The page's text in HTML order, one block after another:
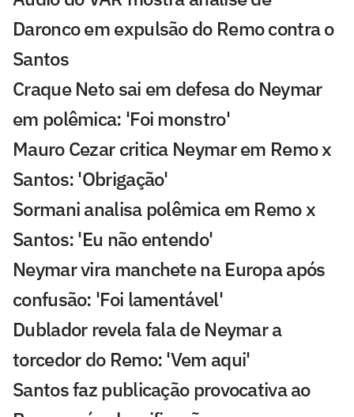
Daronco em expulsão do Remo contra o
Santos
Craque Neto sai em defesa do Neymar
em polêmica: 'Foi monstro'
Mauro Cezar critica Neymar em Remo x
Santos: 'Obrigação'
Sormani analisa polêmica em Remo x
Santos: 'Eu não entendo'
Neymar vira manchete na Europa após
confusão: 'Foi lamentável'
Dublador revela fala de Neymar a
torcedor do Remo: 'Vem aqui'
Santos faz publicação provocativa ao